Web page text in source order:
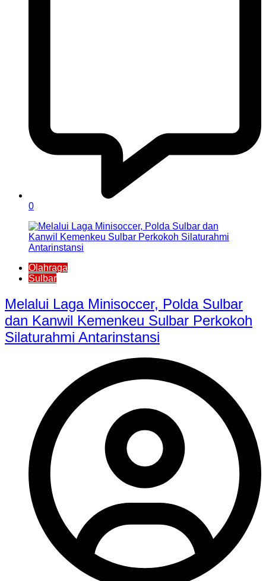
0
Olahraga
Sulbar
Melalui Laga Minisoccer, Polda Sulbar
dan Kanwil Kemenkeu Sulbar Perkokoh
Silaturahmi Antarinstansi